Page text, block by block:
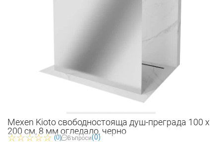
Mexen Kioto свободностояща душ-преграда 100 x
200 см, 8 мм огледало, черно
(0) Въпроси(0)